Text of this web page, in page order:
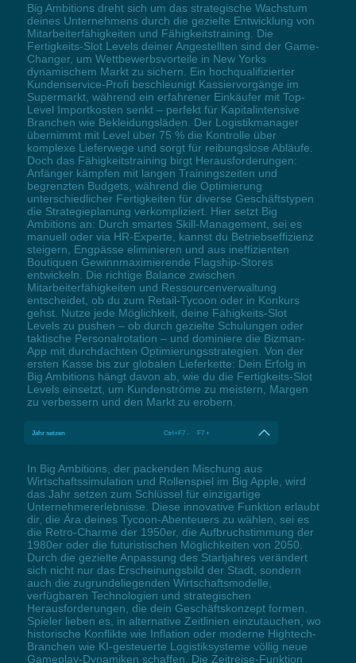
Big Ambitions dreht sich um das strategische Wachstum
deines Unternehmens durch die gezielte Entwicklung von
Mitarbeiterfähigkeiten und Fähigkeitstraining. Die
Fertigkeits-Slot Levels deiner Angestellten sind der Game-
Changer, um Wettbewerbsvorteile in New Yorks
dynamischem Markt zu sichern. Ein hochqualifizierter
Kundenservice-Profi beschleunigt Kassiervorgänge im
Supermarkt, während ein erfahrener Einkäufer mit Top-
Level Importkosten senkt – perfekt für Kapitalintensive
Branchen wie Bekleidungsläden. Der Logistikmanager
übernimmt mit Level über 75 % die Kontrolle über
komplexe Lieferwege und sorgt für reibungslose Abläufe.
Doch das Fähigkeitstraining birgt Herausforderungen:
Anfänger kämpfen mit langen Trainingszeiten und
begrenzten Budgets, während die Optimierung
unterschiedlicher Fertigkeiten für diverse Geschäftstypen
die Strategieplanung verkompliziert. Hier setzt Big
Ambitions an: Durch smartes Skill-Management, sei es
manuell oder via HR-Experte, kannst du Betriebseffizienz
steigern, Engpässe eliminieren und aus ineffizienten
Boutiquen Gewinnmaximierende Flagship-Stores
entwickeln. Die richtige Balance zwischen
Mitarbeiterfähigkeiten und Ressourcenverwaltung
entscheidet, ob du zum Retail-Tycoon oder in Konkurs
gehst. Nutze jede Möglichkeit, deine Fähigkeits-Slot
Levels zu pushen – ob durch gezielte Schulungen oder
taktische Personalrotation – und dominiere die Bizman-
App mit durchdachten Optimierungsstrategien. Von der
ersten Kasse bis zur globalen Lieferkette: Dein Erfolg in
Big Ambitions hängt davon ab, wie du die Fertigkeits-Slot
Levels einsetzt, um Kundenströme zu meistern, Margen
zu verbessern und den Markt zu erobern.
Jahr setzen Ctrl+F7 - F7 +
In Big Ambitions, der packenden Mischung aus
Wirtschaftssimulation und Rollenspiel im Big Apple, wird
das Jahr setzen zum Schlüssel für einzigartige
Unternehmererlebnisse. Diese innovative Funktion erlaubt
dir, die Ära deines Tycoon-Abenteuers zu wählen, sei es
die Retro-Charme der 1950er, die Aufbruchstimmung der
1980er oder die futuristischen Möglichkeiten von 2050.
Durch die gezielte Anpassung des Startjahres verändert
sich nicht nur das Erscheinungsbild der Stadt, sondern
auch die zugrundeliegenden Wirtschaftsmodelle,
verfügbaren Technologien und strategischen
Herausforderungen, die dein Geschäftskonzept formen.
Spieler lieben es, in alternative Zeitlinien einzutauchen, wo
historische Konflikte wie Inflation oder moderne Hightech-
Branchen wie KI-gesteuerte Logistiksysteme völlig neue
Gameplay-Dynamiken schaffen. Die Zeitreise-Funktion